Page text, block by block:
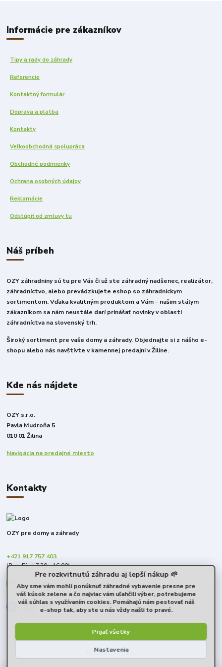
Informácie pre zákazníkov
Tipy a rady do záhrady
Referencie
Kontaktný formulár
Doprava a platba
Kontakty
Veľkoobchodná spolupráca
Obchodné podmienky
Ochrana osobných údajov
Reklamácie
Odstúpiť od zmluvy tu
Náš príbeh
OZY záhradniny sú tu pre Vás či už ste záhradný nadšenec, realizátor,
záhradníctvo, alebo prevádzkujete eshop so záhradníckym
sortimentom. Vďaka kvalitným produktom a Vám - našim stálym
zákazníkom sa nám neustále darí prinášať novinky v oblasti
záhradníctva na slovenský trh.
Široký sortiment pre vaše domy a záhrady. Objednajte si z nášho e-
shopu alebo nás navštívte v kamennej predajni v Žiline.
Kde nás nájdete
OZY s.r.o.
Pavla Mudroňa 5
010 01 Žilina
Navigácia na predajné miesto
Kontakty
OZY pre domy a záhrady
+421 917 757 403
(Po - Pia | 7:30 - 16:00)
obchod@predomyazahrady.sk
© 2026 OZY s.r.o.
Pre rozkvitnutú záhradu aj lepší nákup 🌱
Aby sme vám mohli ponúknuť záhradné vybavenie presne pre
váš kúsok zelene a čo najviac vám uľahčili výber, potrebujeme
váš súhlas s využívaním cookies. Pomáhajú nám pestovať náš
e-shop tak, aby ste u nás vždy našli to pravé.
Nastavenia
Prijať všetky